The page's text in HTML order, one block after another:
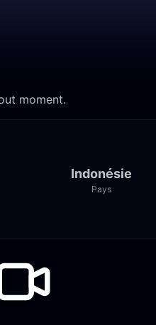
moment.
Indonésie
Pays